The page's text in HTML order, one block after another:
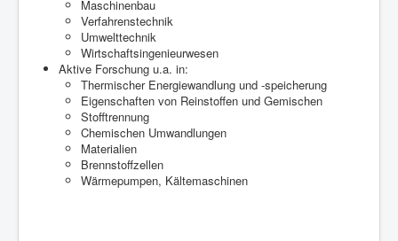
Maschinenbau
Verfahrenstechnik
Umwelttechnik
Wirtschaftsingenieurwesen
Aktive Forschung u.a. in:
Thermischer Energiewandlung und -speicherung
Eigenschaften von Reinstoffen und Gemischen
Stofftrennung
Chemischen Umwandlungen
Materialien
Brennstoffzellen
Wärmepumpen, Kältemaschinen